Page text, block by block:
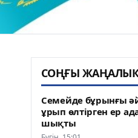
СОҢҒЫ
Семейде бұрынғы
ұрып өлтірген ер
шықты